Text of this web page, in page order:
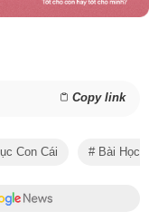
Copy link
Con Cái Bài Học